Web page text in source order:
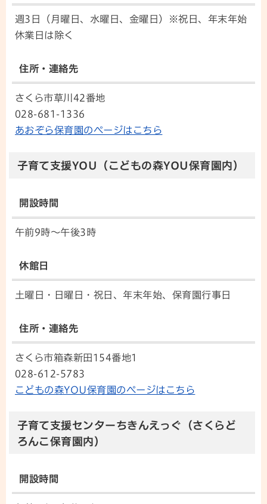
週3日（月曜日、水曜日、金曜日）※祝日、年末年始
休業日は除く
住所・連絡先
さくら市草川42番地
028-681-1336
あおぞら保育園のページはこちら
子育て支援YOU（こどもの森YOU保育園内）
開設時間
午前9時～午後3時
休館日
土曜日・日曜日・祝日、年末年始、保育園行事日
住所・連絡先
さくら市箱森新田154番地1
028-612-5783
こどもの森YOU保育園のページはこちら
子育て支援センターちきんえっぐ（さくらど
ろんこ保育園内）
開設時間